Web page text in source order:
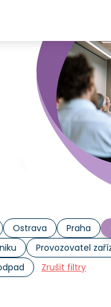
Ostrava Praha
Provozovatel
Zrušit filtry